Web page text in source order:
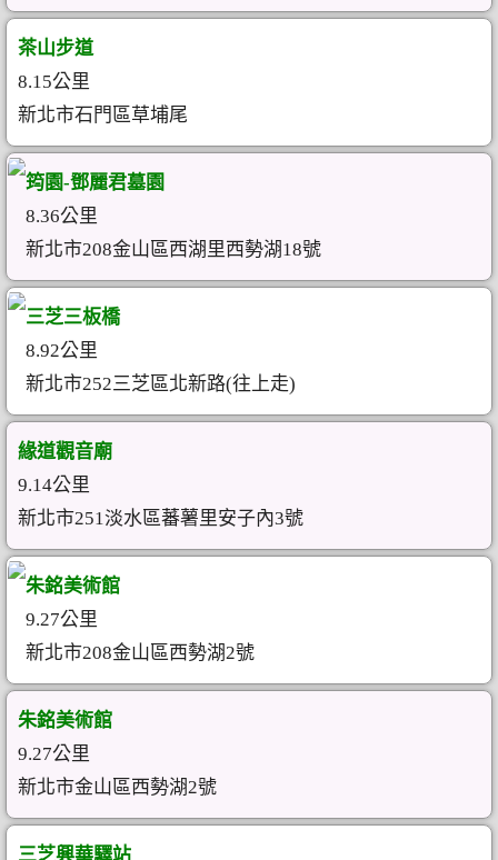
茶山步道
8.15公里
新北市石門區草埔尾
筠園-鄧麗君墓園
8.36公里
新北市208金山區西湖里西勢湖18號
三芝三板橋
8.92公里
新北市252三芝區北新路(往上走)
緣道觀音廟
9.14公里
新北市251淡水區蕃薯里安子內3號
朱銘美術館
9.27公里
新北市208金山區西勢湖2號
朱銘美術館
9.27公里
新北市金山區西勢湖2號
三芝興華驛站